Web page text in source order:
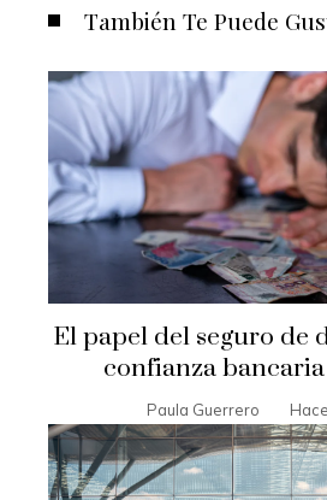
También Te Puede
El papel del seguro de
confianza
Paula Guerrero